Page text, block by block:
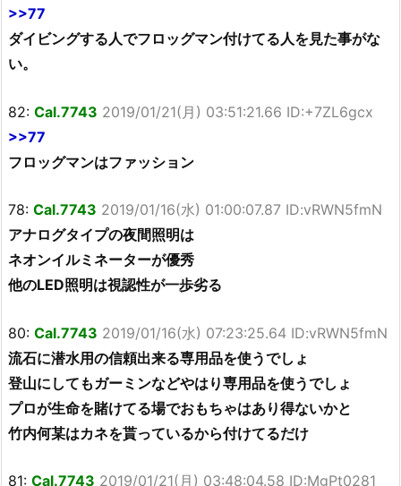
>>77
ダイビングする人でフロッグマン付けてる人を見た事がな
い。
82: Cal.7743 2019/01/21(月) 03:51:21.66 ID:+7ZL6gcx
>>77
フロッグマンはファッション
78: Cal.7743 2019/01/16(水) 01:00:07.87 ID:vRWN5fmN
アナログタイプの夜間照明は
ネオンイルミネーターが優秀
他のLED照明は視認性が一歩劣る
80: Cal.7743 2019/01/16(水) 07:23:25.64 ID:vRWN5fmN
流石に潜水用の信頼出来る専用品を使うでしょ
登山にしてもガーミンなどやはり専用品を使うでしょ
プロが生命を賭けてる場でおもちゃはあり得ないかと
竹内何某はカネを貰っているから付けてるだけ
81: Cal.7743 2019/01/21(月) 03:48:04.58 ID:MgPt0281